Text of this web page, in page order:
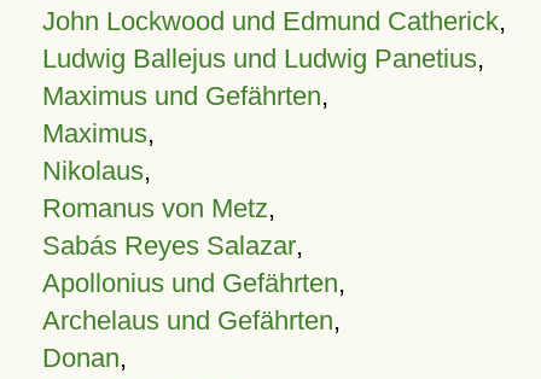
John Lockwood und Edmund Catherick,
Ludwig Ballejus und Ludwig Panetius,
Maximus und Gefährten,
Maximus,
Nikolaus,
Romanus von Metz,
Sabás Reyes Salazar,
Apollonius und Gefährten,
Archelaus und Gefährten,
Donan,